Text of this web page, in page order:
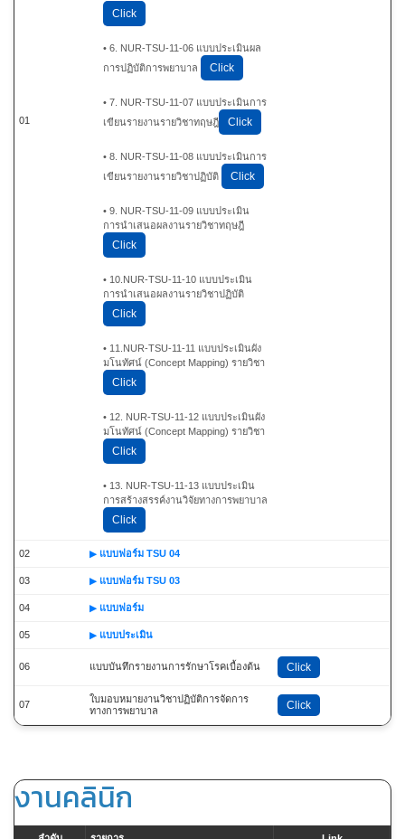
01
Click
• 6. NUR-TSU-11-06 แบบประเมินผล
การปฏิบัติการพยาบาล
Click
• 7. NUR-TSU-11-07 แบบประเมินการ
เขียนรายงานรายวิชาทฤษฎี
Click
• 8. NUR-TSU-11-08 แบบประเมินการ
เขียนรายงานรายวิชาปฏิบัติ
Click
• 9. NUR-TSU-11-09 แบบประเมิน
การนำเสนอผลงานรายวิชาทฤษฎี
Click
• 10.NUR-TSU-11-10 แบบประเมิน
การนำเสนอผลงานรายวิชาปฏิบัติ
Click
• 11.NUR-TSU-11-11 แบบประเมินผัง
มโนทัศน์ (Concept Mapping) รายวิชา
Click
• 12. NUR-TSU-11-12 แบบประเมินผัง
มโนทัศน์ (Concept Mapping) รายวิชา
Click
• 13. NUR-TSU-11-13 แบบประเมิน
การสร้างสรรค์งานวิจัยทางการพยาบาล
Click
02 แบบฟอร์ม TSU 04
03 แบบฟอร์ม TSU 03
04 แบบฟอร์ม
05 แบบประเมิน
06 แบบบันทึกรายงานการรักษาโรคเบื้องต้น Click
07
ใบมอบหมายงานวิชาปฏิบัติการจัดการ
ทางการพยาบาล
Click
งานคลินิก